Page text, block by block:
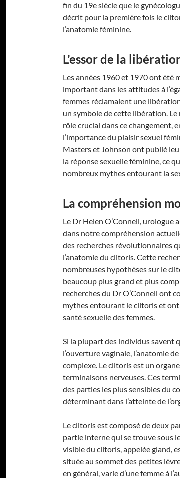
fin du 19e siècle que le
décrit pour la première fois le
l’anatomie féminine.
L’essor de la
Les années 1960 et 1970 ont été
important dans les attitudes à
femmes réclamaient une
un symbole de cette libération.
rôle crucial dans ce changement,
l’importance du plaisir sexuel
Masters et Johnson ont publié
la réponse sexuelle féminine, ce
nombreux mythes entourant la
La compréhension
Le Dr Helen O’Connell, urologue
dans notre compréhension
des recherches révolutionnaires
l’anatomie du clitoris. Cette
nombreuses hypothèses sur le
beaucoup plus grand et plus
recherches du Dr O’Connell ont
mythes entourant le clitoris et
santé sexuelle des femmes.
Si la plupart des individus savent
l’ouverture vaginale, l’anatomie
complexe. Le clitoris est un
terminaisons nerveuses. Ces
des parties les plus sensibles du
déterminant dans l’atteinte de
Le clitoris est composé de deux
partie interne qui se trouve sous
visible du clitoris, appelée gland,
située au sommet des petites
en général, varie d’une femme à